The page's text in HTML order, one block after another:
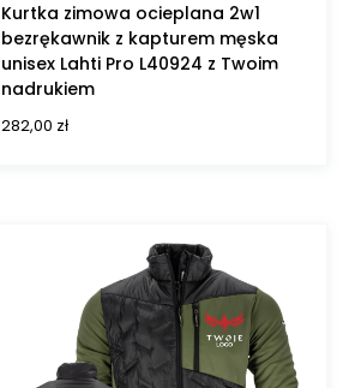
Kurtka zimowa ocieplana 2w1
bezrękawnik z kapturem męska
unisex Lahti Pro L40924 z Twoim
nadrukiem
282,00 zł